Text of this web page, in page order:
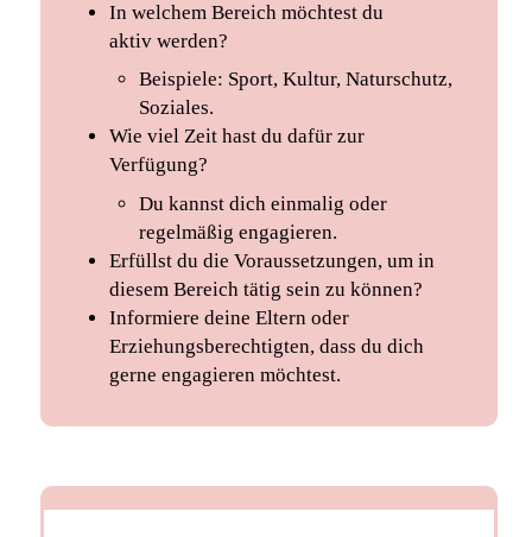
In welchem Bereich möchtest du
aktiv werden?
Beispiele: Sport, Kultur, Naturschutz,
Soziales.
Wie viel Zeit hast du dafür zur
Verfügung?
Du kannst dich einmalig oder
regelmäßig engagieren.
Erfüllst du die Voraussetzungen, um in
diesem Bereich tätig sein zu können?
Informiere deine Eltern oder
Erziehungsberechtigten, dass du dich
gerne engagieren möchtest.